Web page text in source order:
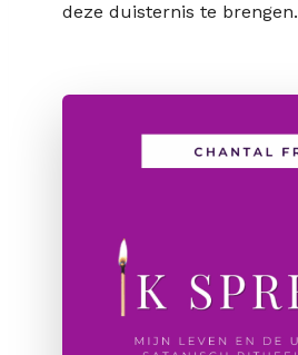
deze duisternis te brengen.